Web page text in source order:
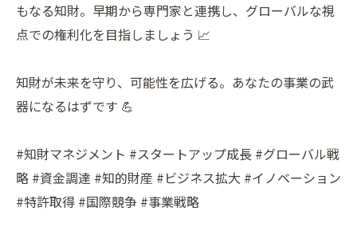
もなる知財。早期から専門家と連携し、グローバルな視
点での権利化を目指しましょう 📈
知財が未来を守り、可能性を広げる。あなたの事業の武
器になるはずです 💪
#知財マネジメント #スタートアップ成長 #グローバル戦
略 #資金調達 #知的財産 #ビジネス拡大 #イノベーション
#特許取得 #国際競争 #事業戦略